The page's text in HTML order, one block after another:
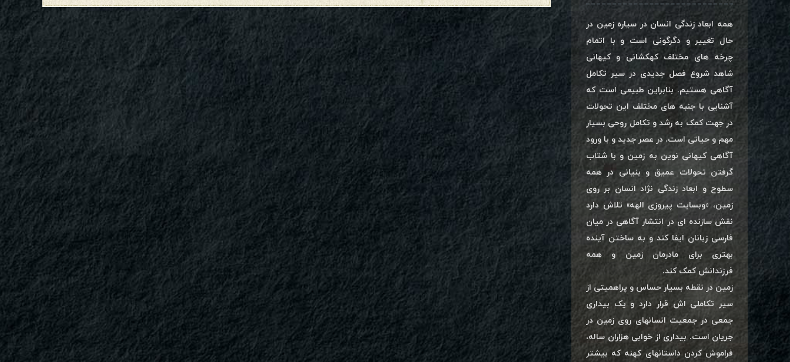
همه ابعاد زندگی انسان در سیاره زمین در
حال تغییر و دگرگونی است و با اتمام
چرخه های مختلف کهکشانی و کیهانی
شاهد شروع فصل جدیدی در سیر تکامل
آگاهی هستیم. بنابراین طبیعی است که
آشنایی با جنبه های مختلف این تحولات
در جهت کمک به رشد و تکامل روحی بسیار
مهم و حیاتی است. در عصر جدید و با ورود
آگاهی کیهانی نوین به زمین و با شتاب
گرفتن تحولات عمیق و بنیانی در همه
سطوح و ابعاد زندگی نژاد انسان بر روی
زمین، «وبسایت پیروزی الهه» تلاش دارد
نقش سازنده ای در انتشار آگاهی در میان
فارسی زبانان ایفا کند و به ساختن آینده
بهتری برای مادرمان زمین و همه
فرزندانش کمک کند.
زمین در نقطه بسیار حساس و پراهمیتی از
سیر تکاملی اش قرار دارد و یک بیداری
جمعی در جمعیت انسانهای روی زمین در
جریان است. بیداری از خوابی هزاران ساله،
فراموش کردن داستانهای کهنه که بیشتر